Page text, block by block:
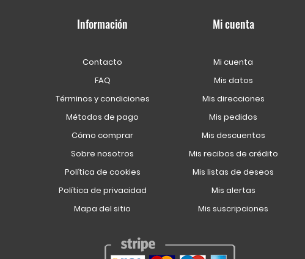
Información
Contacto
FAQ
Términos y condiciones
Métodos de pago
Cómo comprar
Sobre nosotros
Política de cookies
Política de privacidad
Mapa del sitio
Mi cuenta
Mi cuenta
Mis datos
Mis direcciones
Mis pedidos
Mis descuentos
Mis recibos de crédito
Mis listas de deseos
Mis alertas
Mis suscripciones